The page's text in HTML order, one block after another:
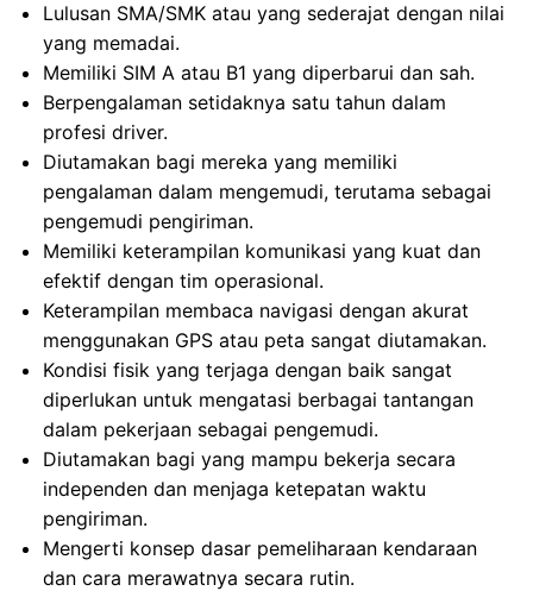
Lulusan SMA/SMK atau yang sederajat dengan nilai
yang memadai.
Memiliki SIM A atau B1 yang diperbarui dan sah.
Berpengalaman setidaknya satu tahun dalam
profesi driver.
Diutamakan bagi mereka yang memiliki
pengalaman dalam mengemudi, terutama sebagai
pengemudi pengiriman.
Memiliki keterampilan komunikasi yang kuat dan
efektif dengan tim operasional.
Keterampilan membaca navigasi dengan akurat
menggunakan GPS atau peta sangat diutamakan.
Kondisi fisik yang terjaga dengan baik sangat
diperlukan untuk mengatasi berbagai tantangan
dalam pekerjaan sebagai pengemudi.
Diutamakan bagi yang mampu bekerja secara
independen dan menjaga ketepatan waktu
pengiriman.
Mengerti konsep dasar pemeliharaan kendaraan
dan cara merawatnya secara rutin.